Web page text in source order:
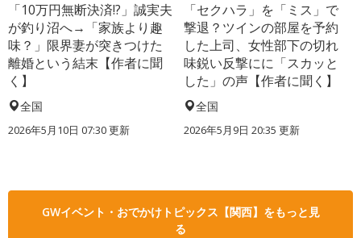
「10万円無断決済!?」誠実夫
が釣り沼へ→「家族より趣
味？」限界妻が突きつけた
離婚という結末【作者に聞
く】
全国
2026年5月10日 07:30 更新
「セクハラ」を「ミス」で
撃退？ツインの部屋を予約
した上司、女性部下の切れ
味鋭い反撃にに「スカッと
した」の声【作者に聞く】
全国
2026年5月9日 20:35 更新
GWイベント・おでかけトピックス【関西】をもっと見
る